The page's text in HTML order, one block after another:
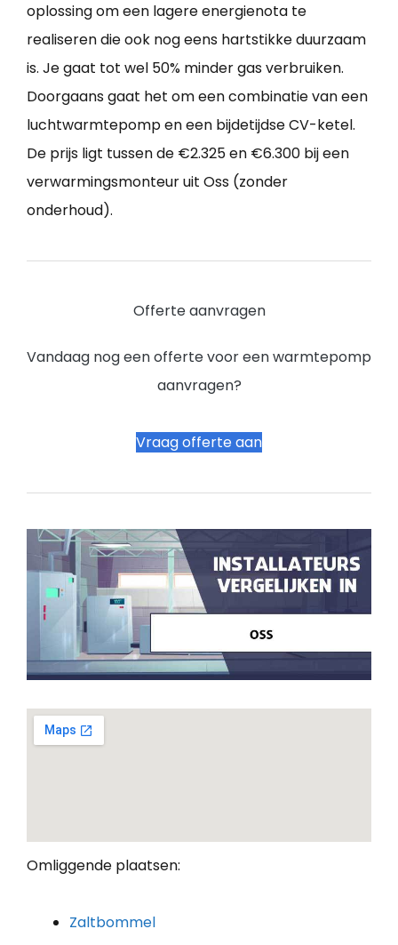
oplossing om een lagere energienota te
realiseren die ook nog eens hartstikke duurzaam
is. Je gaat tot wel 50% minder gas verbruiken.
Doorgaans gaat het om een combinatie van een
luchtwarmtepomp en een bijdetijdse CV-ketel.
De prijs ligt tussen de €2.325 en €6.300 bij een
verwarmingsmonteur uit Oss (zonder
onderhoud).
Offerte aanvragen
Vandaag nog een offerte voor een warmtepomp
aanvragen?
Vraag offerte aan
Omliggende plaatsen:
Zaltbommel